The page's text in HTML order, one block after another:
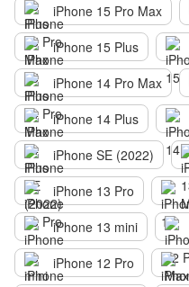
iPhone 15 Pro Max
iPhone 15 Plus
iPhone 14 Pro Max
iPhone 14 Plus
iPhone SE (2022)
iPhone 13 Pro
iPhone 13 mini
iPhone 12 Pro